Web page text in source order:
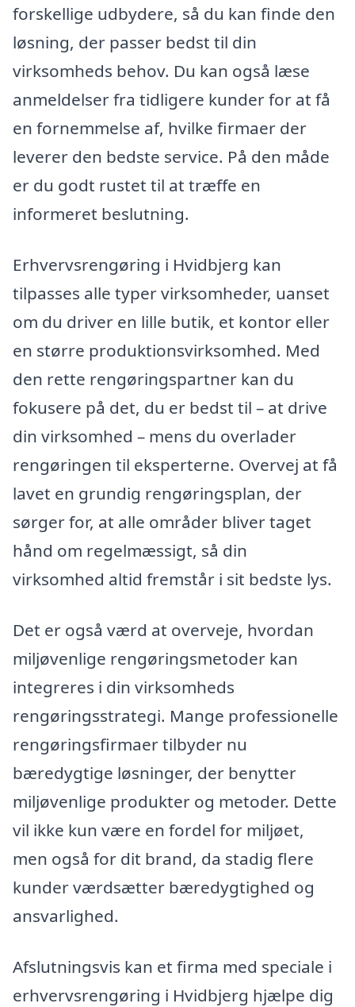
forskellige udbydere, så du kan finde den
løsning, der passer bedst til din
virksomheds behov. Du kan også læse
anmeldelser fra tidligere kunder for at få
en fornemmelse af, hvilke firmaer der
leverer den bedste service. På den måde
er du godt rustet til at træffe en
informeret beslutning.
Erhvervsrengøring i Hvidbjerg kan
tilpasses alle typer virksomheder, uanset
om du driver en lille butik, et kontor eller
en større produktionsvirksomhed. Med
den rette rengøringspartner kan du
fokusere på det, du er bedst til – at drive
din virksomhed – mens du overlader
rengøringen til eksperterne. Overvej at få
lavet en grundig rengøringsplan, der
sørger for, at alle områder bliver taget
hånd om regelmæssigt, så din
virksomhed altid fremstår i sit bedste lys.
Det er også værd at overveje, hvordan
miljøvenlige rengøringsmetoder kan
integreres i din virksomheds
rengøringsstrategi. Mange professionelle
rengøringsfirmaer tilbyder nu
bæredygtige løsninger, der benytter
miljøvenlige produkter og metoder. Dette
vil ikke kun være en fordel for miljøet,
men også for dit brand, da stadig flere
kunder værdsætter bæredygtighed og
ansvarlighed.
Afslutningsvis kan et firma med speciale i
erhvervsrengøring i Hvidbjerg hjælpe dig